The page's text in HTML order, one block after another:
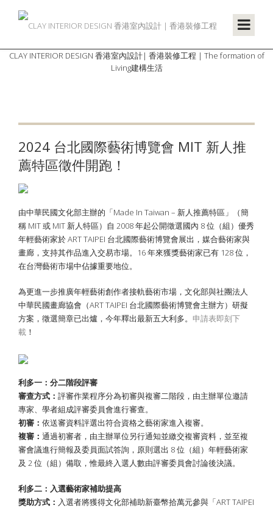
CLAY INTERIOR DESIGN 香港室內設計| 香港裝修工程 | The formation of
Living建構生活
2024 台北國際藝術博覽會 MIT 新人推
薦特區徵件開跑！
由中華民國文化部主辦的「Made In Taiwan – 新人推薦特區」（簡
稱 MIT 或 MIT 新人特區）自 2008 年起公開徵選國內 8 位（組）優秀
年輕藝術家於 ART TAIPEI 台北國際藝術博覽會展出，媒合藝術家與
畫廊，支持其作品進入交易市場。16 年來獲獎藝術家已有 128 位，
在台灣藝術市場中佔據重要地位。
為更進一步推廣年輕藝術創作者接軌藝術市場，文化部與社團法人
中華民國畫廊協會（ART TAIPEI 台北國際藝術博覽會主辦方）研擬
方案，徵選簡章已出爐，今年釋出最新五大利多。 申請表即刻下
載 ！
利多一：分二階段評審
審查方式： 評審作業程序分為初審與複審二階段，由主辦單位邀請
專家、學者組成評審委員會進行審查。
初審： 依送審資料評選出符合資格之藝術家進入複審。
複審： 通過初審者，由主辦單位另行通知並繳交複審資料，並至複
審會議進行簡報及委員面試答詢，原則選出 8 位（組）年輕藝術家
及 2 位（組）備取，惟最終入選人數由評審委員會討論後決議。
利多二：入選藝術家補助提高
獎助方式： 入選者將獲得文化部補助新臺幣拾萬元參與「ART TAIPEI